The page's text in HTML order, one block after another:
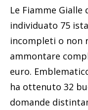
Le Fiamme Gialle
individuato 75
incompleti o non
ammontare
euro.
ha ottenuto 32
domande